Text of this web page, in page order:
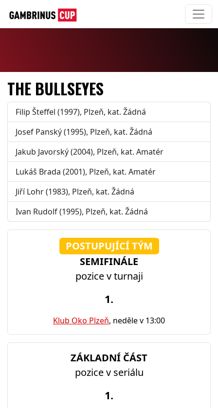
THE BULLSEYES
Filip Šteffel (1997), Plzeň, kat. Žádná
Josef Panský (1995), Plzeň, kat. Žádná
Jakub Javorský (2004), Plzeň, kat. Amatér
Lukáš Brada (2001), Plzeň, kat. Amatér
Jiří Lohr (1983), Plzeň, kat. Žádná
Ivan Rudolf (1995), Plzeň, kat. Žádná
POSTUPUJÍCÍ TÝM
SEMIFINÁLE
pozice v turnaji
1.
Klub Oko Plzeň, neděle v 13:00
ZÁKLADNÍ ČÁST
pozice v seriálu
1.